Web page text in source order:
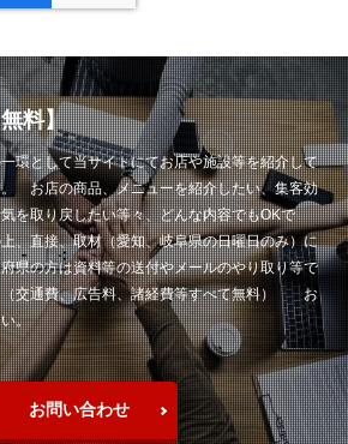
無料】
環として当サイトにてお店や施設等を紹介して
お店の商品、メニューを紹介したい、集客効
を取り戻したい等々、どんな内容でもOKで
、直接、取材（愛知、岐阜県の日曜日のみ）に
県の方は資料等の送付やメールのやり取り等で
（交通費、広告料、諸経費等すべて無料） お
。
お問い合わせ